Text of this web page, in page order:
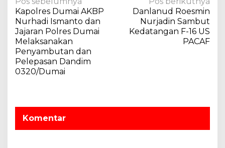
N
a
v
i
g
a
p
o
Kapolres Dumai AKBP
Nurhadi Ismanto dan
Jajaran Polres Dumai
Melaksanakan
Penyambutan dan
Pelepasan Dandim
0320/Dumai
Danlanud Roesmin
Nurjadin Sambut
Kedatangan F-16 US
PACAF
Komentar